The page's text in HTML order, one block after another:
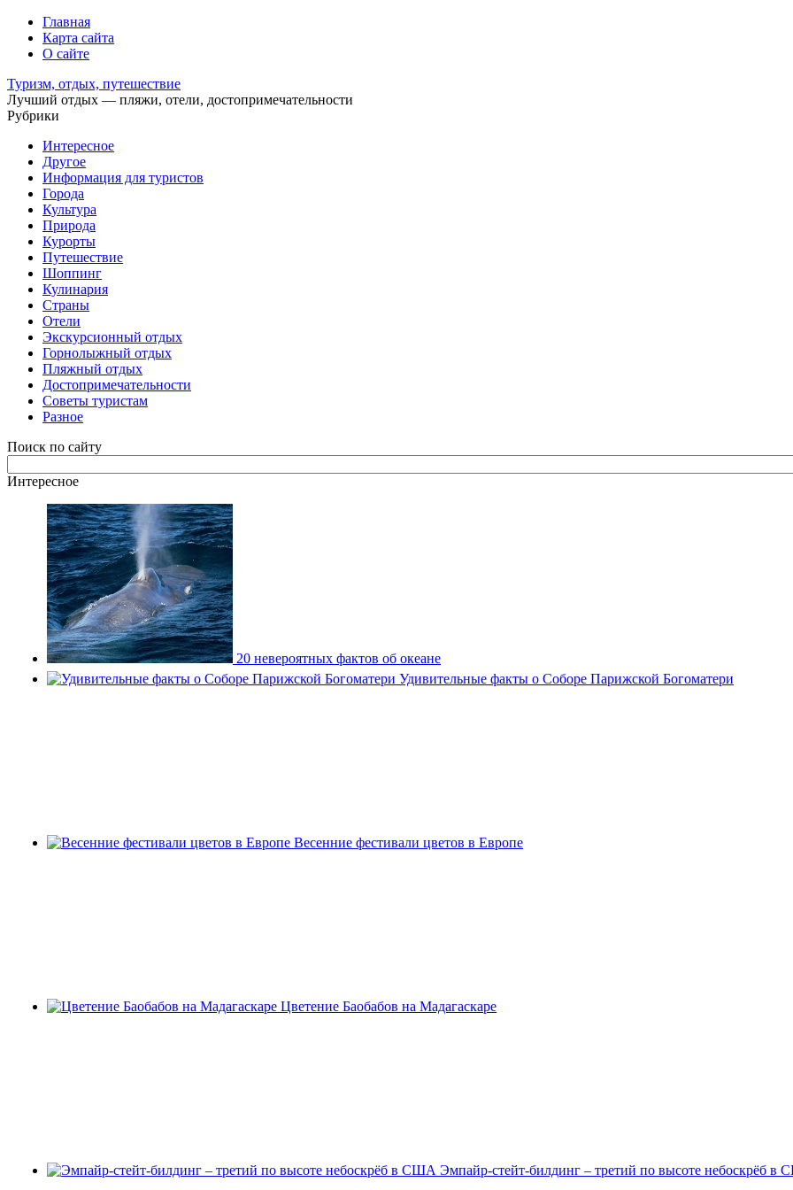
Главная
Карта сайта
О сайте
Туризм, отдых, путешествие
Лучший отдых — пляжи, отели, достопримечательности
Рубрики
Интересное
Другое
Информация для туристов
Города
Культура
Природа
Курорты
Путешествие
Шоппинг
Кулинария
Страны
Отели
Экскурсионный отдых
Горнолыжный отдых
Пляжный отдых
Достопримечательности
Советы туристам
Разное
Поиск по сайту
Интересное
20 невероятных фактов об океане
Удивительные факты о Соборе Парижской Богоматери
Весенние фестивали цветов в Европе
Цветение Баобабов на Мадагаскаре
Эмпайр-стейт-билдинг – третий по высоте небоскрёб в